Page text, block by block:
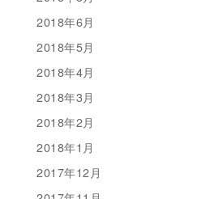
2018年6月
2018年5月
2018年4月
2018年3月
2018年2月
2018年1月
2017年12月